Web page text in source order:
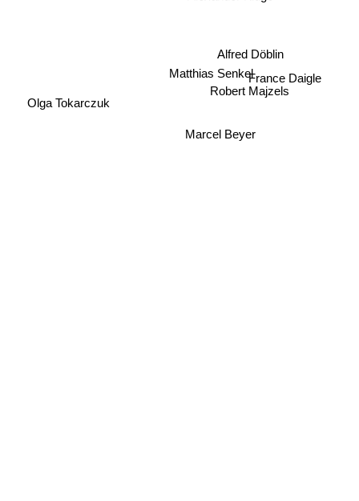
Matthias Senkel
Olga Tokarczuk
Marcel Beyer
Alfred Döblin
Robert Majzels
France Daigle